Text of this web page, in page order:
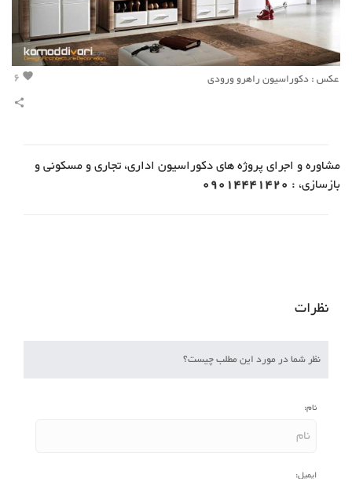
عکس : دکوراسیون راهرو ورودی favorite
6
share
مشاوره و اجرای پروژه های دکوراسیون اداری، تجاری و مسکونی و
بازسازی، : 09014441420
نظرات
نظر شما در مورد این مطلب چیست؟
نام:
ایمیل: